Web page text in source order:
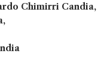
Chimirri Candia